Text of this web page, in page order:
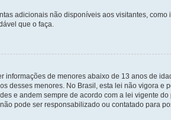
adicionais não disponíveis aos visitantes, como
que o faça.
informações de menores abaixo de 13 anos de
desses menores. No Brasil, esta lei não vigora e
e andem sempre de acordo com a lei vigente do
pode ser responsabilizado ou contatado para